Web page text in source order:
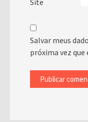
Site
Salvar meus
próxima vez que